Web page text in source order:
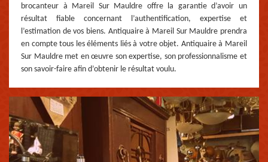
brocanteur à Mareil Sur Mauldre offre la garantie d’avoir un
résultat fiable concernant l’authentification, expertise et
l’estimation de vos biens. Antiquaire à Mareil Sur Mauldre prendra
en compte tous les éléments liés à votre objet. Antiquaire à Mareil
Sur Mauldre met en œuvre son expertise, son professionnalisme et
son savoir-faire afin d’obtenir le résultat voulu.